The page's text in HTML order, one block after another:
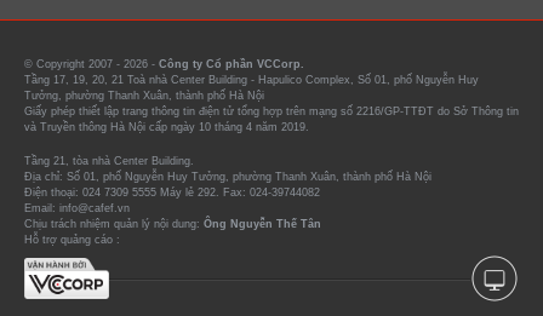
© Copyright 2007 - 2026 - Công ty Cổ phần VCCorp.
Tầng 17, 19, 20, 21 Toà nhà Center Building - Hapulico Complex, Số 01, phố Nguyễn Huy
Tưởng, phường Thanh Xuân, thành phố Hà Nội
Giấy phép thiết lập trang thông tin điện tử tổng hợp trên mạng số 2216/GP-TTĐT do Sở Thông tin
và Truyền thông Hà Nội cấp ngày 10 tháng 4 năm 2019.
Tầng 21, tòa nhà Center Building.
Địa chỉ: Số 01, phố Nguyễn Huy Tưởng, phường Thanh Xuân, thành phố Hà Nội
Điện thoại: 024 7309 5555 Máy lẻ 292. Fax: 024-39744082
Email: info@cafef.vn
Chịu trách nhiệm quản lý nội dung: Ông Nguyễn Thế Tân
Hỗ trợ quảng cáo :